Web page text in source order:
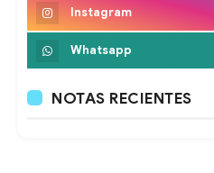
Instagram
Whatsapp
NOTAS RECIENTES